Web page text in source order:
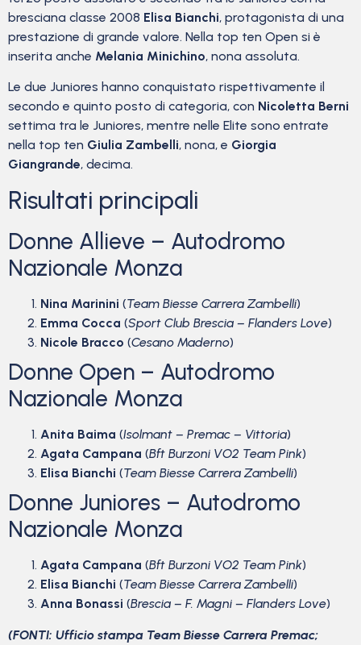
bresciana classe 2008 Elisa Bianchi, protagonista di una
prestazione di grande valore. Nella top ten Open si è
inserita anche Melania Minichino, nona assoluta.
Le due Juniores hanno conquistato rispettivamente il
secondo e quinto posto di categoria, con Nicoletta Berni
settima tra le Juniores, mentre nelle Elite sono entrate
nella top ten Giulia Zambelli, nona, e Giorgia
Giangrande, decima.
Risultati principali
Donne Allieve – Autodromo
Nazionale Monza
Nina Marinini (Team Biesse Carrera Zambelli)
Emma Cocca (Sport Club Brescia – Flanders Love)
Nicole Bracco (Cesano Maderno)
Donne Open – Autodromo
Nazionale Monza
Anita Baima (Isolmant – Premac – Vittoria)
Agata Campana (Bft Burzoni VO2 Team Pink)
Elisa Bianchi (Team Biesse Carrera Zambelli)
Donne Juniores – Autodromo
Nazionale Monza
Agata Campana (Bft Burzoni VO2 Team Pink)
Elisa Bianchi (Team Biesse Carrera Zambelli)
Anna Bonassi (Brescia – F. Magni – Flanders Love)
(FONTI: Ufficio stampa Team Biesse Carrera Premac;